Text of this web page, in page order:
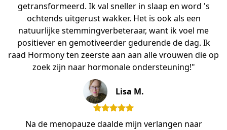
getransformeerd. Ik val sneller in slaap en word 's
ochtends uitgerust wakker. Het is ook als een
natuurlijke stemmingverbeteraar, want ik voel me
positiever en gemotiveerder gedurende de dag. Ik
raad Hormony ten zeerste aan aan alle vrouwen die op
zoek zijn naar hormonale ondersteuning!"
Lisa M.
Na de menopauze daalde mijn verlangen naar